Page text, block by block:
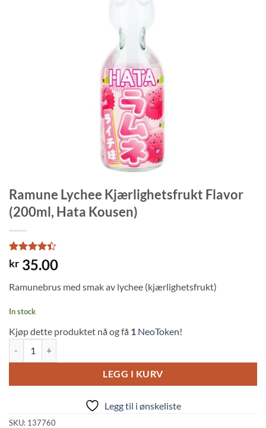
Ramune Lychee Kjærlighetsfrukt Flavor
(200ml, Hata Kousen)
Rated4.4
out of 5
5
customer
kr 35.00
Ramunebrus med smak av lychee (kjærlighetsfrukt)
In stock
Kjøp dette produktet nå og få 1 NeoToken!
LEGG I KURV
Legg til i ønskeliste
SKU: 137760